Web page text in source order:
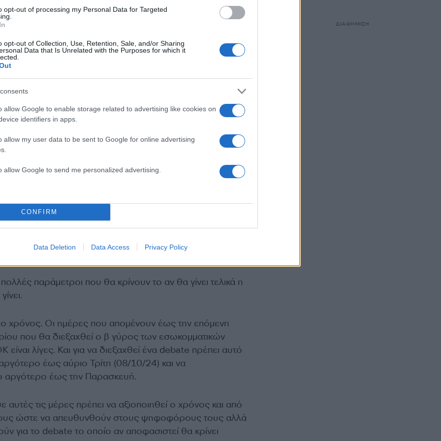
opt-out of processing my Personal Data for Targeted
opt-out of Collection, Use, Retention, Sale, and/or Sharing
Data that Is Unrelated with the Purposes for which it
allow Google to enable storage related to advertising like cookies on
identifiers in apps.
allow my user data to be sent to Google for online advertising
allow Google to send me personalized advertising.
CONFIRM
Data Deletion Data Access Privacy Policy
με την ΕΡΤ και ζήτησα τη διεξαγωγή ντιμπέιτ. Είναι
(@h_doukas)
παράμετροι που θα κρίνουν το αν θα γίνει τελικά η
ο χρόνος. Οι ημέρες που απομένουν έως την επόμενη
που θα διεξαχθεί ο β γύρος των εσωκομματικών
λίγες. Και για να διεξαχθεί ένα debate πρέπει αυτό
έως αύριο Τρίτη (08/10/24) και να
αργότερο έως την Παρασκευή.
τις μέρες πρέπει να αξιοποιηθεί ο χρόνος και από
ώστε να απευθυνθούν στους ψηφοφόρους τους αλλά
για το debate το οποίο αν αποφασιστεί θα κρίνει
ΔΙΑΦΗΜΙΣΗ